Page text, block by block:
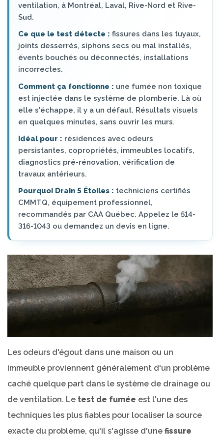
ventilation, à Montréal, Laval, Rive-Nord et Rive-
Sud.
Ce que le test détecte : fissures dans les tuyaux,
joints desserrés, siphons secs ou mal installés,
évents bouchés ou déconnectés, installations
incorrectes.
Comment ça fonctionne : une fumée non toxique
est injectée dans le système de plomberie. Là où
elle s'échappe, il y a un défaut. Résultats visuels
en quelques minutes, sans ouvrir les murs.
Idéal pour : résidences avec odeurs
persistantes, copropriétés, immeubles locatifs,
diagnostics pré-rénovation, vérification de
travaux antérieurs.
Pourquoi Drain 5 Étoiles : techniciens certifiés
CMMTQ, équipement professionnel,
recommandés par CAA Québec. Appelez le 514-
316-1043 ou demandez un devis en ligne.
Les odeurs d'égout dans une maison ou un
immeuble proviennent généralement d'un problème
caché quelque part dans le système de drainage ou
de ventilation. Le test de fumée est l'une des
techniques les plus fiables pour localiser la source
exacte du problème, qu'il s'agisse d'une fissure